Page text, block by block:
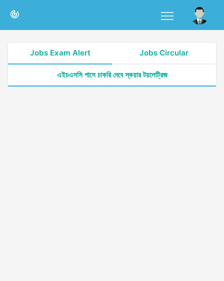
Jobs Exam Alert Jobs Circular
এইচএসসি পাসে চাকরি দেবে স্কয়ার টয়লেট্রিজ